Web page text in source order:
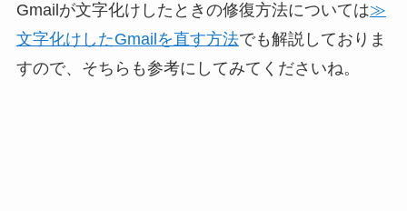
Gmailが文字化けしたときの修復方法については≫
文字化けしたGmailを直す方法でも解説しておりま
すので、そちらも参考にしてみてくださいね。